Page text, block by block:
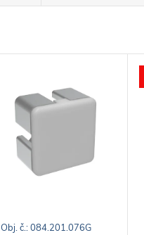
Obj. č.: 084.201.076G